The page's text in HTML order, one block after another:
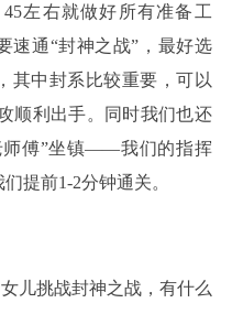
左右就做好所有准备工
速通“封神之战”，最好选
其中封系比较重要，可以
顺利出手。同时我们也还
师傅”坐镇——我们的指挥
提前1-2分钟通关。
儿挑战封神之战，有什么